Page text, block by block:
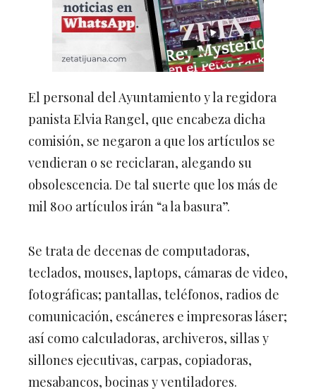
El personal del Ayuntamiento y la regidora
panista Elvia Rangel, que encabeza dicha
comisión, se negaron a que los artículos se
vendieran o se reciclaran, alegando su
obsolescencia. De tal suerte que los más de
mil 800 artículos irán “a la basura”.
Se trata de decenas de computadoras,
teclados, mouses, laptops, cámaras de video,
fotográficas; pantallas, teléfonos, radios de
comunicación, escáneres e impresoras láser;
así como calculadoras, archiveros, sillas y
sillones ejecutivas, carpas, copiadoras,
mesabancos, bocinas y ventiladores.